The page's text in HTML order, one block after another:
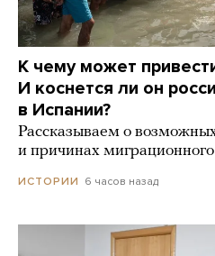
К чему может
И коснется ли он
в Испании?
Рассказываем о
и причинах
ИСТОРИИ 6 часов назад